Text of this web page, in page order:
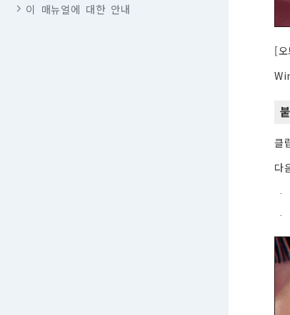
이 매뉴얼에 대한 안내
[
클
다
·
·